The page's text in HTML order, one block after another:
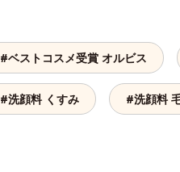
#ベストコスメ受賞 オルビス
#洗顔料 くすみ #洗顔料